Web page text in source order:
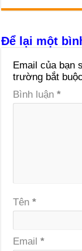
Để lại một
Email của bạn
trường bắt
Bình luận*
Tên*
Email*